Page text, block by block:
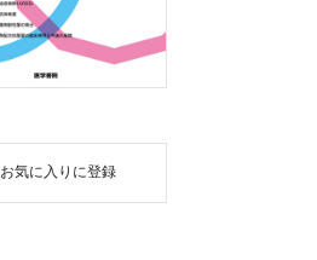
お気に入りに登録